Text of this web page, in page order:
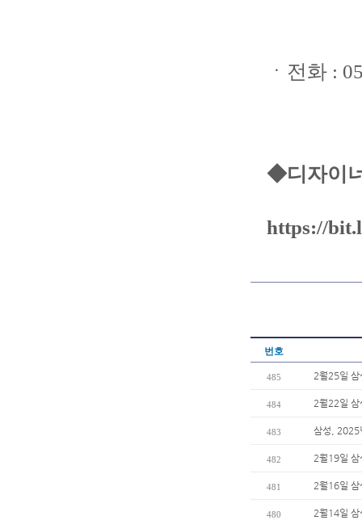
ㆍ전화 :
◆디자이
https://
번호
485 2월25일 삼
484 2월22일 삼
483 삼성, 2025
482 2월19일 삼
481 2월16일 삼
480 2월14일 삼